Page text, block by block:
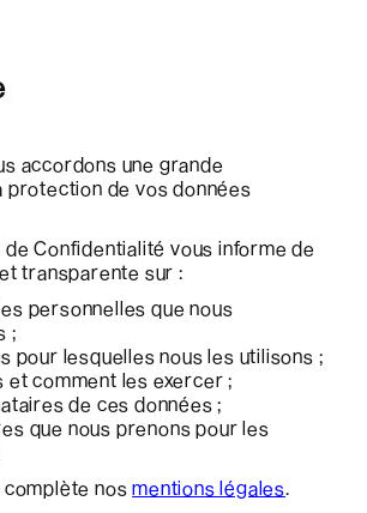
accordons une grande
protection de vos données
Confidentialité vous informe de
transparente sur :
personnelles que nous
;
pour lesquelles nous les utilisons ;
et comment les exercer ;
de ces données ;
que nous prenons pour les
complète nosmentions légales